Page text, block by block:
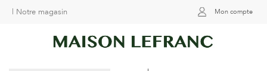
Mon compte
Notre magasin